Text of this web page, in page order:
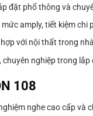
đặt phổ thông và
amply, tiết kiệm chi
với nội thất trong
nghiệp trong lắp
108
nghe cao cấp và